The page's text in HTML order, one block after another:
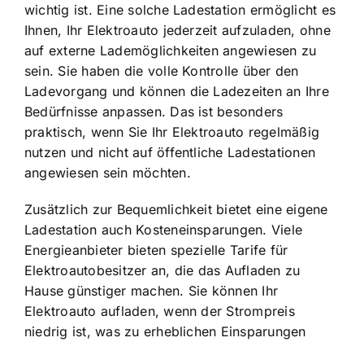
wichtig ist. Eine solche Ladestation ermöglicht es
Ihnen, Ihr Elektroauto jederzeit aufzuladen, ohne
auf externe Lademöglichkeiten angewiesen zu
sein. Sie haben die volle Kontrolle über den
Ladevorgang und können die Ladezeiten an Ihre
Bedürfnisse anpassen. Das ist besonders
praktisch, wenn Sie Ihr Elektroauto regelmäßig
nutzen und nicht auf öffentliche Ladestationen
angewiesen sein möchten.
Zusätzlich zur Bequemlichkeit bietet eine eigene
Ladestation auch Kosteneinsparungen. Viele
Energieanbieter bieten spezielle Tarife für
Elektroautobesitzer an, die das Aufladen zu
Hause günstiger machen. Sie können Ihr
Elektroauto aufladen, wenn der Strompreis
niedrig ist, was zu erheblichen Einsparungen